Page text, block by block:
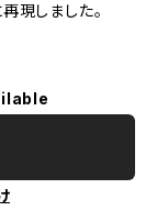
現しました。